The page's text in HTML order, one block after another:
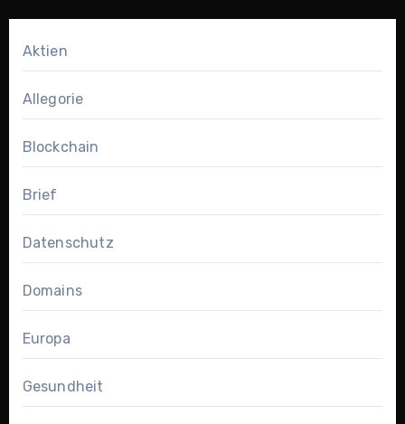
Aktien
Allegorie
Blockchain
Brief
Datenschutz
Domains
Europa
Gesundheit